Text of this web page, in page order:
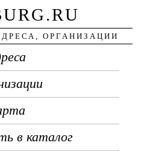
ОРГАНИЗАЦИИ
в каталог